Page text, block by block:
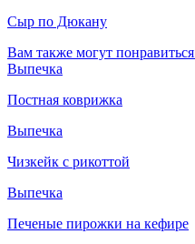
Сыр по Дюкану
Вам также могут понравиться
Выпечка
Постная коврижка
Выпечка
Чизкейк с рикоттой
Выпечка
Печеные пирожки на кефире